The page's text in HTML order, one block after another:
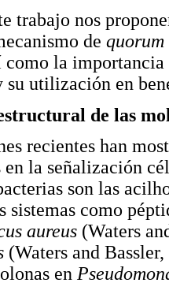
trabajo nos
de quorum
como la
su utilización en
de las
recientes han
la señalización
son las
sistemas como
aureus (Waters
(Waters and
en